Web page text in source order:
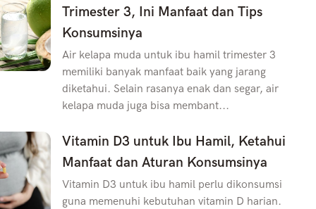
Trimester 3, Ini Manfaat dan Tips
Konsumsinya
Air kelapa muda untuk ibu hamil trimester 3
memiliki banyak manfaat baik yang jarang
diketahui. Selain rasanya enak dan segar, air
kelapa muda juga bisa membant...
Vitamin D3 untuk Ibu Hamil, Ketahui
Manfaat dan Aturan Konsumsinya
Vitamin D3 untuk ibu hamil perlu dikonsumsi
guna memenuhi kebutuhan vitamin D harian.